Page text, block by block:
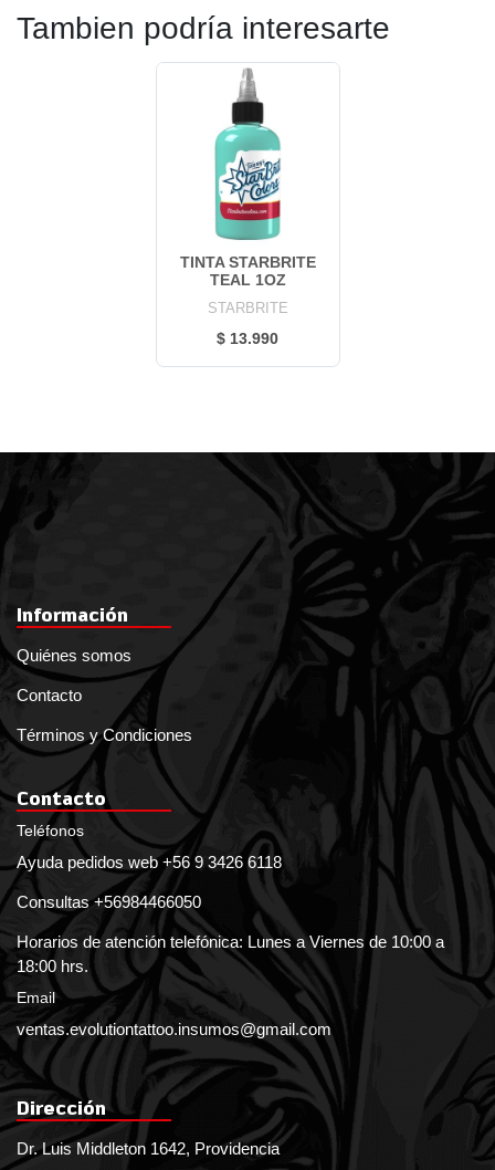
Tambien podría interesarte
TINTA STARBRITE
TEAL 1OZ
STARBRITE
$ 13.990
Información
Quiénes somos
Contacto
Términos y Condiciones
Contacto
Teléfonos
Ayuda pedidos web +56 9 3426 6118
Consultas +56984466050
Horarios de atención telefónica: Lunes a Viernes de 10:00 a
18:00 hrs.
Email
ventas.evolutiontattoo.insumos@gmail.com
Dirección
Dr. Luis Middleton 1642, Providencia